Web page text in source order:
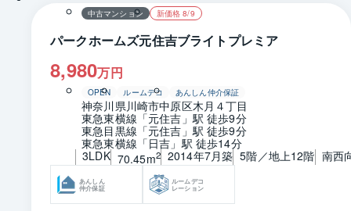
中古マンション 新価格 8/9
パークホームズ元住吉ブライトプレミア
8,980万円
OPEN ルームデコ あんしん仲介保証
神奈川県川崎市中原区木月４丁目
東急東横線「元住吉」駅 徒歩9分
東急目黒線「元住吉」駅 徒歩9分
東急東横線「日吉」駅 徒歩14分
3LDK 70.45m2 2014年7月築 5階／地上12階 南西
あんしん
仲介保証
ルームデコ
レーション